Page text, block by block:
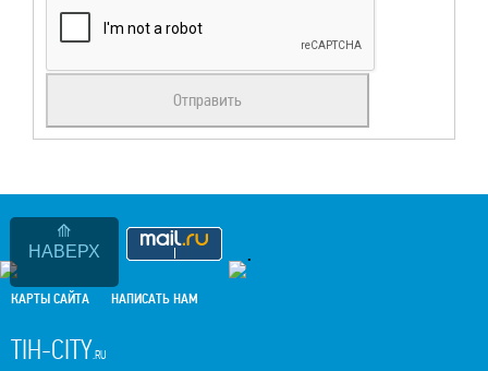
НАВЕРХ .
КАРТЫ САЙТА НАПИСАТЬ НАМ
TIH-CITY.RU